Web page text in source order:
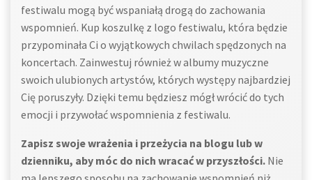
festiwalu mogą być wspaniałą drogą do zachowania
wspomnień. Kup koszulkę z logo festiwalu, która będzie
przypominała Ci o wyjątkowych chwilach spędzonych na
koncertach. Zainwestuj również w albumy muzyczne
swoich ulubionych artystów, których występy najbardziej
Cię poruszyły. Dzięki temu będziesz mógł wrócić do tych
emocji i przywołać wspomnienia z festiwalu.
Zapisz swoje wrażenia i przeżycia na blogu lub w
dzienniku, aby móc do nich wracać w przyszłości. Nie